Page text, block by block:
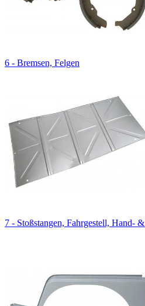
6 - Bremsen, Felgen
7 - Stoßstangen, Fahrgestell, Hand-